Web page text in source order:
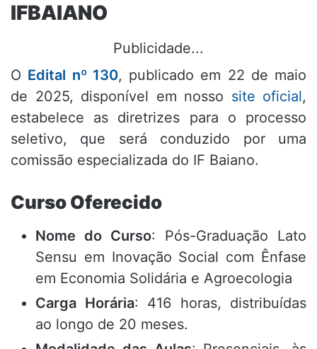
IFBAIANO
Publicidade...
O Edital nº 130, publicado em 22 de maio
de 2025, disponível em nosso site oficial,
estabelece as diretrizes para o processo
seletivo, que será conduzido por uma
comissão especializada do IF Baiano.
Curso Oferecido
Nome do Curso: Pós-Graduação Lato
Sensu em Inovação Social com Ênfase
em Economia Solidária e Agroecologia
Carga Horária: 416 horas, distribuídas
ao longo de 20 meses.